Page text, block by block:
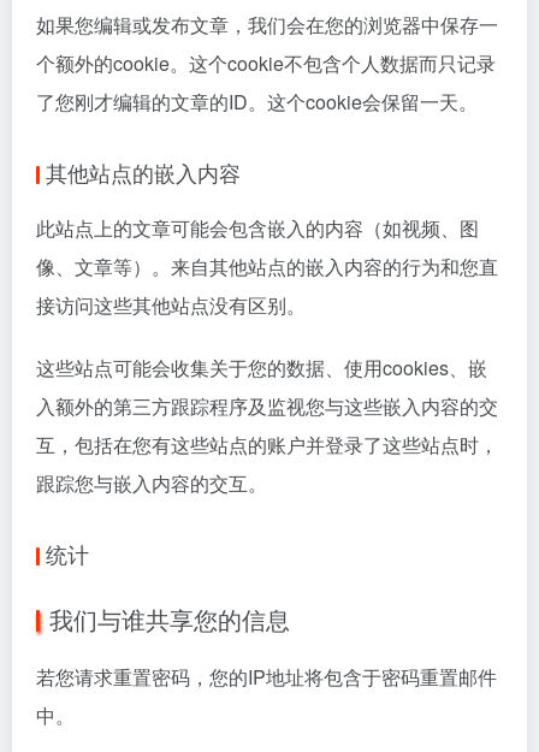
如果您编辑或发布文章，我们会在您的浏览器中保存一
个额外的cookie。这个cookie不包含个人数据而只记录
了您刚才编辑的文章的ID。这个cookie会保留一天。
其他站点的嵌入内容
此站点上的文章可能会包含嵌入的内容（如视频、图
像、文章等）。来自其他站点的嵌入内容的行为和您直
接访问这些其他站点没有区别。
这些站点可能会收集关于您的数据、使用cookies、嵌
入额外的第三方跟踪程序及监视您与这些嵌入内容的交
互，包括在您有这些站点的账户并登录了这些站点时，
跟踪您与嵌入内容的交互。
统计
我们与谁共享您的信息
若您请求重置密码，您的IP地址将包含于密码重置邮件
中。